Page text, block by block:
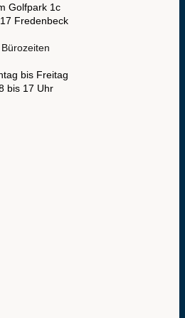
Golfpark 1c
Fredenbeck
Bürozeiten
bis Freitag
bis 17 Uhr